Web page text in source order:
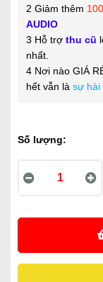
2 Giảm thêm
AUDIO
3 Hỗ trợ thu cũ
nhất.
4 Nơi nào GIÁ
hết vẫn là sự hài
Số lượng: